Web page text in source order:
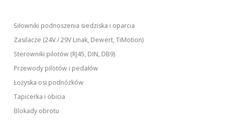
Siłowniki podnoszenia siedziska i oparcia
Zasilacze (24V / 29V Linak, Dewert, TiMotion)
Sterowniki pilotów (RJ45, DIN, DB9)
Przewody pilotów i pedałów
Łożyska osi podnóżków
Tapicerka i obicia
Blokady obrotu